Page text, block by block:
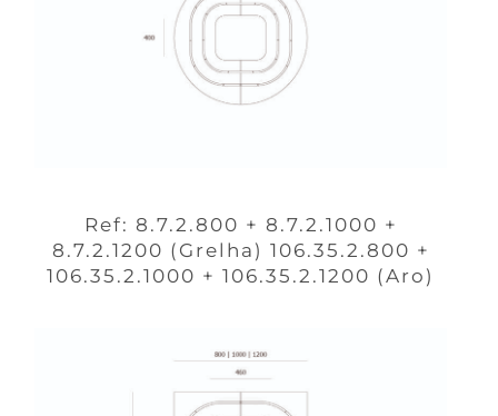
Ref: 8.7.2.800 + 8.7.2.1000 +
8.7.2.1200 (Grelha) 106.35.2.800 +
106.35.2.1000 + 106.35.2.1200 (Aro)